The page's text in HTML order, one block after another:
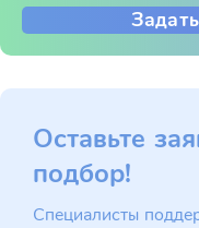
Оставьте
подбор!
Специалисты